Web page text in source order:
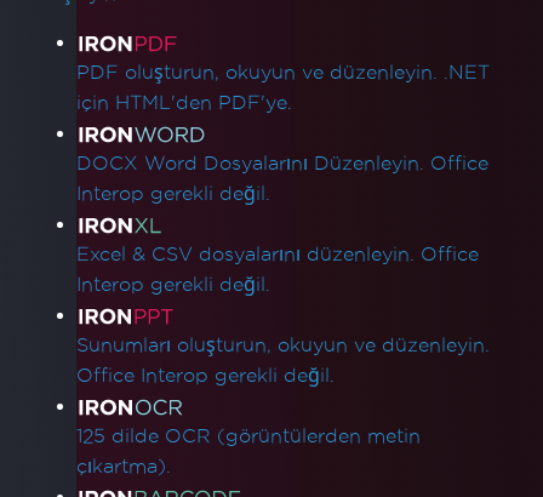
Ürün Bağlantıları
PDF oluşturun, okuyun ve düzenleyin. .NET
için HTML'den PDF'ye.
DOCX Word Dosyalarını Düzenleyin. Office
Interop gerekli değil.
Excel & CSV dosyalarını düzenleyin. Office
Interop gerekli değil.
Sunumları oluşturun, okuyun ve düzenleyin.
Office Interop gerekli değil.
125 dilde OCR (görüntülerden metin
çıkartma).